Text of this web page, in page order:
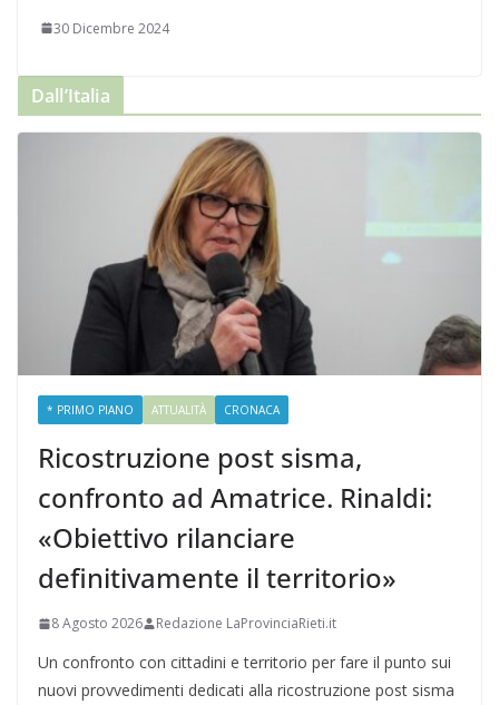
30 Dicembre 2024
Dall’Italia
* PRIMO PIANO ATTUALITÀ CRONACA
Ricostruzione post sisma,
confronto ad Amatrice. Rinaldi:
«Obiettivo rilanciare
definitivamente il territorio»
8 Agosto 2026 Redazione LaProvinciaRieti.it
Un confronto con cittadini e territorio per fare il punto sui
nuovi provvedimenti dedicati alla ricostruzione post sisma